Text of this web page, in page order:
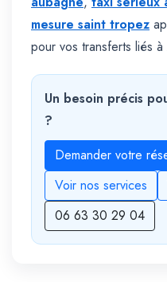
mesure saint tropez
pour vos transferts liés à
Un besoin précis
?
Demander votre
Voir nos services
06 63 30 29 04